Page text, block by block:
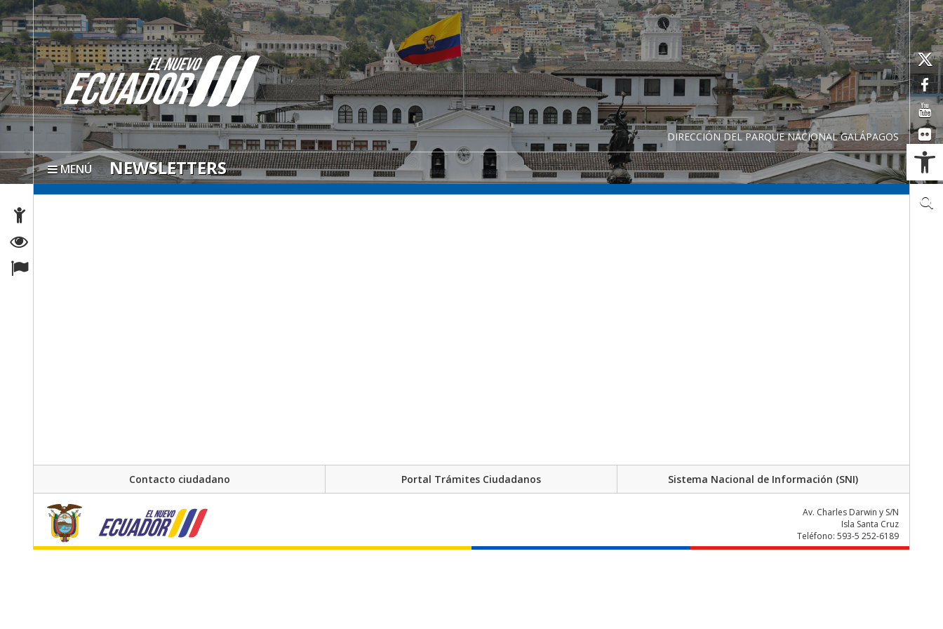
DIRECCIÓN DEL PARQUE NACIONAL GALÁPAGOS
MENÚ NEWSLETTERS
Contacto ciudadano Portal Trámites Ciudadanos Sistema Nacional de Información (SNI)
Av. Charles Darwin y S/N
Isla Santa Cruz
Teléfono: 593-5 252-6189